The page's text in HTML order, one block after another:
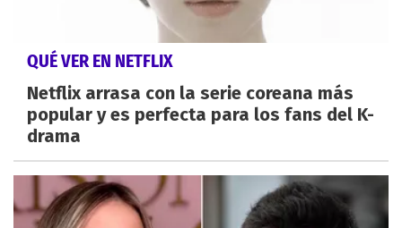
QUÉ VER EN NETFLIX
Netflix arrasa con la serie coreana más
popular y es perfecta para los fans del K-
drama